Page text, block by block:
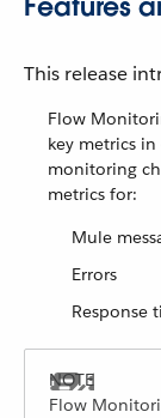
This release
Flow
key metrics
monitoring
metrics for:
Mule
Errors
Response
Flow